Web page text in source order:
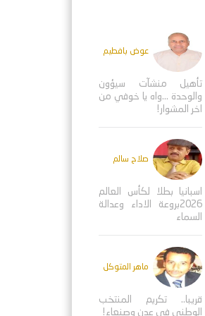
عوض بافطيم
تأهيل منشآت سيؤون
والوحدة ...واه يا خوفي من
اخر المشوار!
صلاح سالم
اسبانيا بطلا لكأس العالم
2026بروعة الاداء وعدالة
السماء
ماهر المتوكل
قريبا.. تكريم المنتخب
الوطني في عدن وصنعاء!